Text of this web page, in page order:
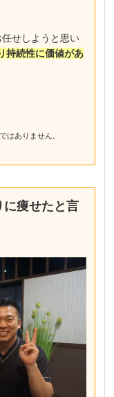
せしようと思い
持続性に価値があ
はありません。
に痩せたと言